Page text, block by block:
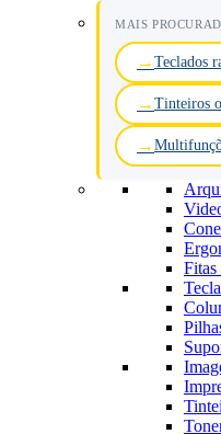
MAIS
Teclados
Tinteiros
Fitas